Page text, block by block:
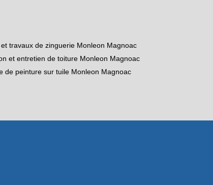
travaux de zinguerie Monleon Magnoac
et entretien de toiture Monleon Magnoac
de peinture sur tuile Monleon Magnoac